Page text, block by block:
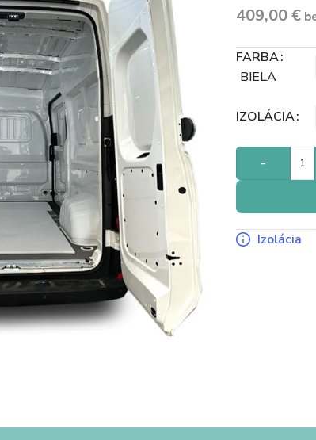
409,00€
FARBA
BIELA
IZOLÁCIA
-
Izolácia